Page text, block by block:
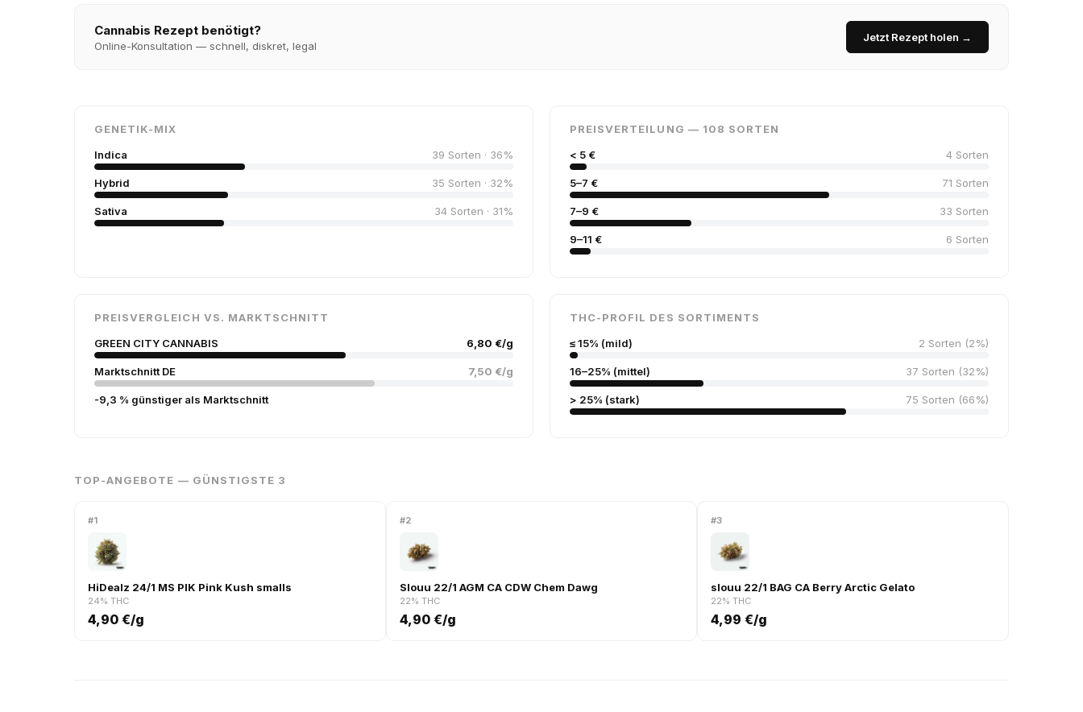
Cannabis Rezept benötigt?
Online-Konsultation — schnell, diskret, legal
Jetzt Rezept holen →
GENETIK-MIX
Indica
39 Sorten · 36%
Hybrid 35 Sorten · 32%
Sativa 34 Sorten · 31%
PREISVERTEILUNG — 108 SORTEN
< 5 €
4 Sorten
5–7 € 71 Sorten
7–9 € 33 Sorten
9–11 € 6 Sorten
PREISVERGLEICH VS. MARKTSCHNITT
GREEN CITY CANNABIS
6,80 €/g
Marktschnitt DE 7,50 €/g
-9,3 % günstiger als Marktschnitt
THC-PROFIL DES SORTIMENTS
≤ 15% (mild)
2 Sorten (2%)
16–25% (mittel) 37 Sorten (32%)
> 25% (stark) 75 Sorten (66%)
TOP-ANGEBOTE — GÜNSTIGSTE 3
#1
HiDealz 24/1 MS PIK Pink Kush smalls
24% THC
4,90 €/g
#2
Slouu 22/1 AGM CA CDW Chem Dawg
22% THC
4,90 €/g
#3
slouu 22/1 BAG CA Berry Arctic Gelato
22% THC
4,99 €/g